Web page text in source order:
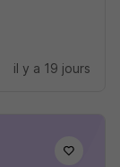
il y a 19 jours